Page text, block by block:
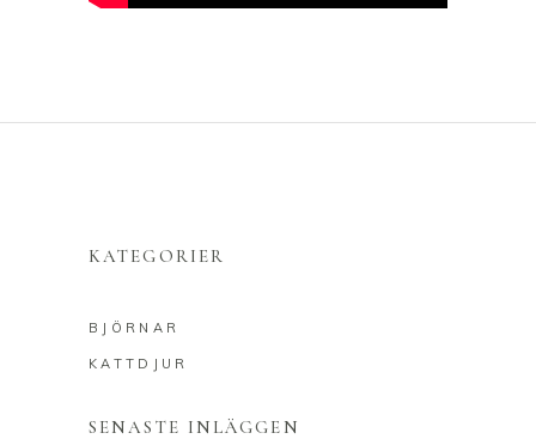
KATEGORIER
BJÖRNAR
KATTDJUR
SENASTE INLÄGGEN